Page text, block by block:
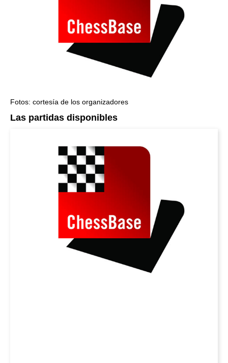
Fotos: cortesía de los organizadores
Las partidas disponibles